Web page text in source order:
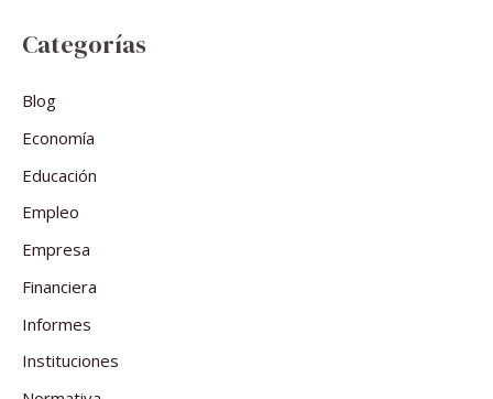
Categorías
Blog
Economía
Educación
Empleo
Empresa
Financiera
Informes
Instituciones